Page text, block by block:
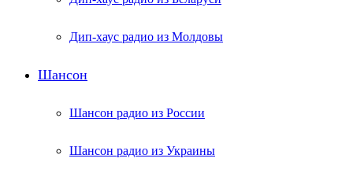
Дип-хаус радио из Молдовы
Шансон
Шансон радио из России
Шансон радио из Украины